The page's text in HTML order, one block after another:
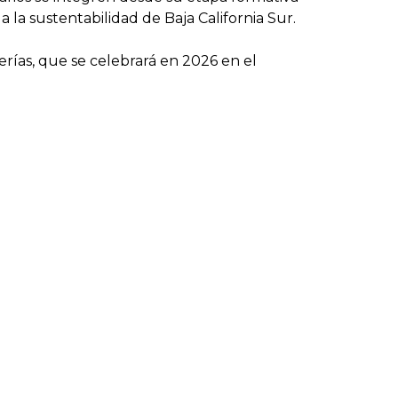
sustentabilidad de Baja California Sur.
que se celebrará en 2026 en el